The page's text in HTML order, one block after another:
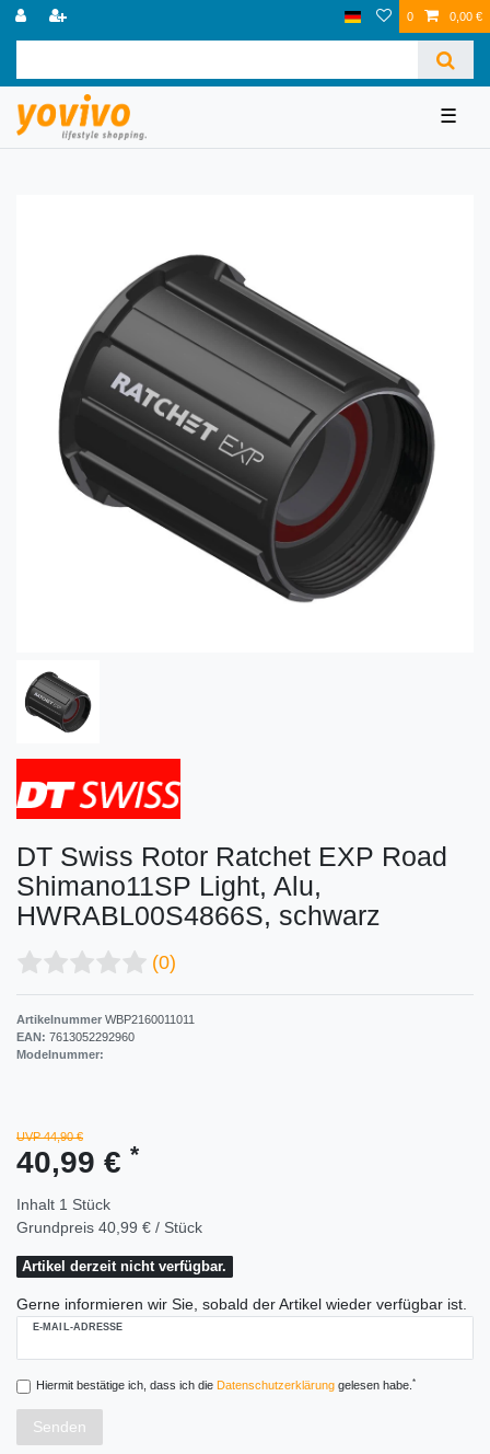
0 0,00 €
☰
DT Swiss Rotor Ratchet EXP Road
Shimano11SP Light, Alu,
HWRABL00S4866S, schwarz
(0)
Artikelnummer WBP2160011011
EAN: 7613052292960
Modelnummer:
UVP 44,90 €
40,99 € *
Inhalt 1 Stück
Grundpreis 40,99 € / Stück
Artikel derzeit nicht verfügbar.
Gerne informieren wir Sie, sobald der Artikel wieder verfügbar ist.
E-MAIL-ADRESSE
Hiermit bestätige ich, dass ich die Daten­schutz­erklärunggelesen habe. *
Senden